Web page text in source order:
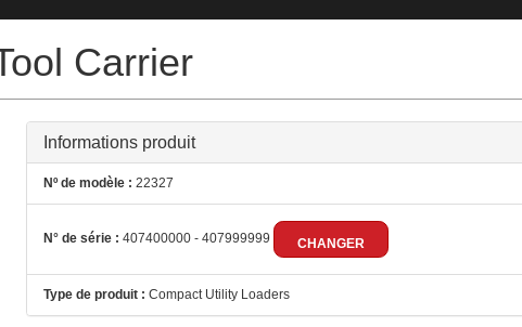
Carrier
Informations produit
Nº de modèle : 22327
N° de série : 407400000 - 407999999 CHANGER
Type de produit : Compact Utility Loaders